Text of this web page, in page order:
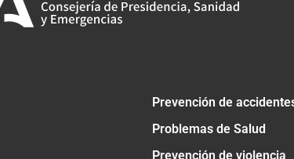
Prevención de
Problemas de Salud
Prevención de violencia